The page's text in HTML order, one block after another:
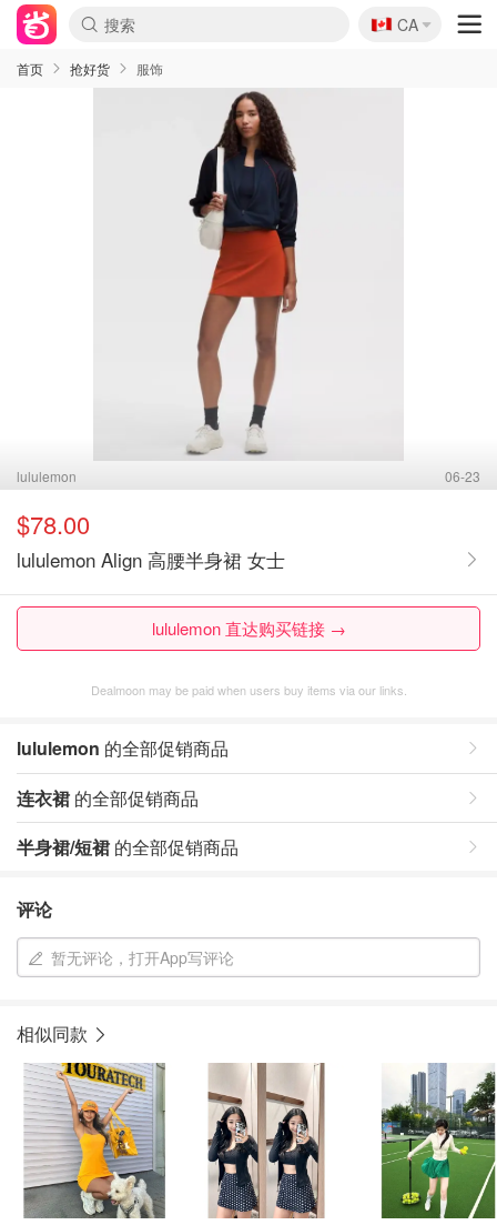
🇨🇦
CA
首页 抢好货 服饰
lululemon 06-23
$78.00
lululemon Align 高腰半身裙 女士
lululemon 直达购买链接 →
Dealmoon may be paid when users buy items via our links.
lululemon 的全部促销商品
连衣裙 的全部促销商品
半身裙/短裙 的全部促销商品
评论
暂无评论，打开App写评论
相似同款